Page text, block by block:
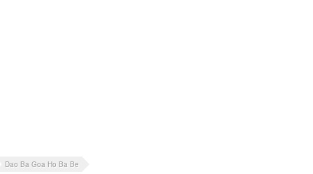
Dao Ba Goa Ho Ba Be